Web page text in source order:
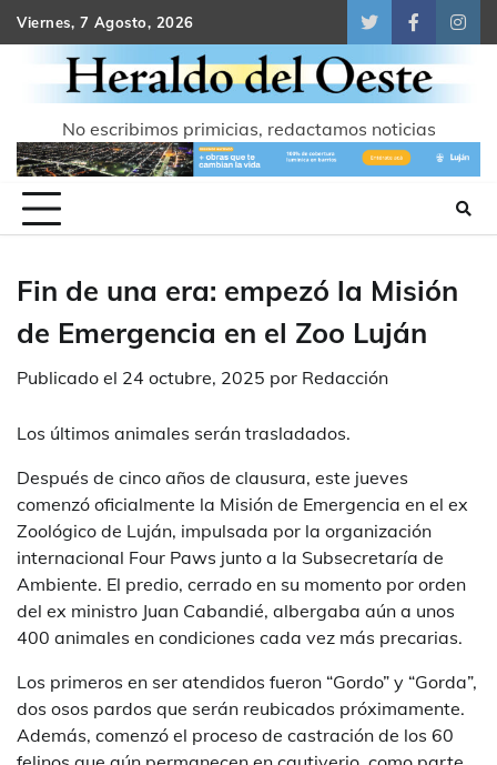
Skip
to
content
Viernes, 7 Agosto, 2026
TwitterFacebook
No escribimos primicias, redactamos noticias
Fin de una era: empezó la Misión
de Emergencia en el Zoo Luján
Publicado el 24 octubre, 2025 por Redacción
Los últimos animales serán trasladados.
Después de cinco años de clausura, este jueves
comenzó oficialmente la Misión de Emergencia en el ex
Zoológico de Luján, impulsada por la organización
internacional Four Paws junto a la Subsecretaría de
Ambiente. El predio, cerrado en su momento por orden
del ex ministro Juan Cabandié, albergaba aún a unos
400 animales en condiciones cada vez más precarias.
Los primeros en ser atendidos fueron “Gordo” y “Gorda”,
dos osos pardos que serán reubicados próximamente.
Además, comenzó el proceso de castración de los 60